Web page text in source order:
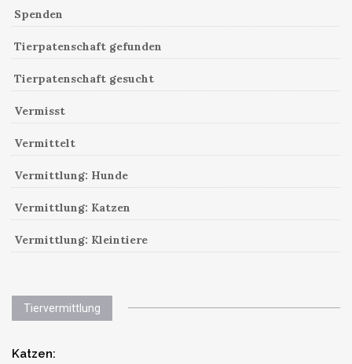
Spenden
Tierpatenschaft gefunden
Tierpatenschaft gesucht
Vermisst
Vermittelt
Vermittlung: Hunde
Vermittlung: Katzen
Vermittlung: Kleintiere
Tiervermittlung
Katzen: